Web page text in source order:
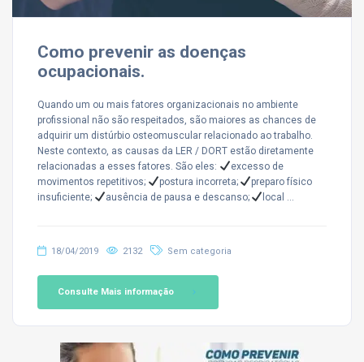
Como prevenir as doenças
ocupacionais.
Quando um ou mais fatores organizacionais no ambiente
profissional não são respeitados, são maiores as chances de
adquirir um distúrbio osteomuscular relacionado ao trabalho.
Neste contexto, as causas da LER / DORT estão diretamente
relacionadas a esses fatores. São eles:
excesso de
movimentos repetitivos;
postura incorreta;
preparo físico
insuficiente;
ausência de pausa e descanso; local …
18/04/2019 2132 Sem categoria
Consulte Mais informação